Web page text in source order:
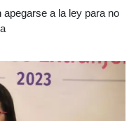
a la ley para no